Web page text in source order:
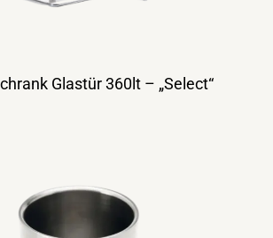
Glastür 360lt – „Select“